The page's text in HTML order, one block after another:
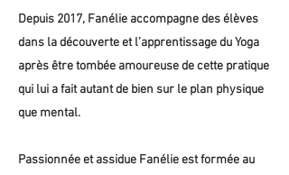
Depuis 2017, Fanélie accompagne des élèves
dans la découverte et l’apprentissage du Yoga
après être tombée amoureuse de cette pratique
qui lui a fait autant de bien sur le plan physique
que mental.
Passionnée et assidue Fanélie est formée au